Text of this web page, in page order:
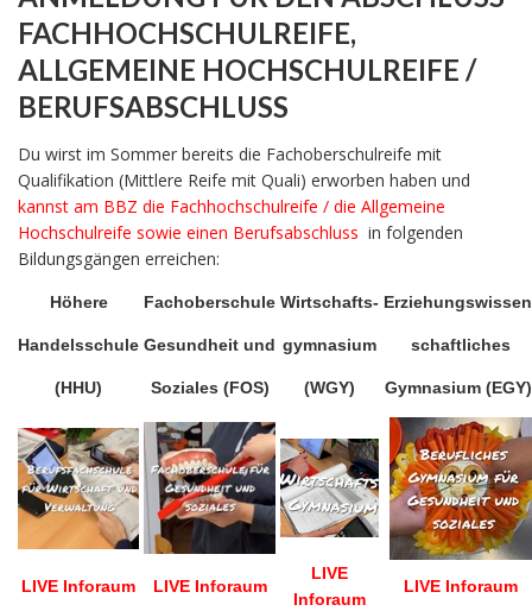
FACHHOCHSCHULREIFE,
ALLGEMEINE HOCHSCHULREIFE /
BERUFSABSCHLUSS
Du wirst im Sommer bereits die Fachoberschulreife mit
Qualifikation (Mittlere Reife mit Quali) erworben haben und
kannst am BBZ die Fachhochschulreife / die Allgemeine
Hochschulreife sowie einen Berufsabschluss in folgenden
Bildungsgängen erreichen:
Höhere
Handelsschule
(HHU)
Fachoberschule
Gesundheit und
Soziales (FOS)
Wirtschafts-
gymnasium
(WGY)
schaftliches
Gymnasium (EGY)
LIVE Inforaum LIVE Inforaum
LIVE
Inforaum
LIVE Inforaum